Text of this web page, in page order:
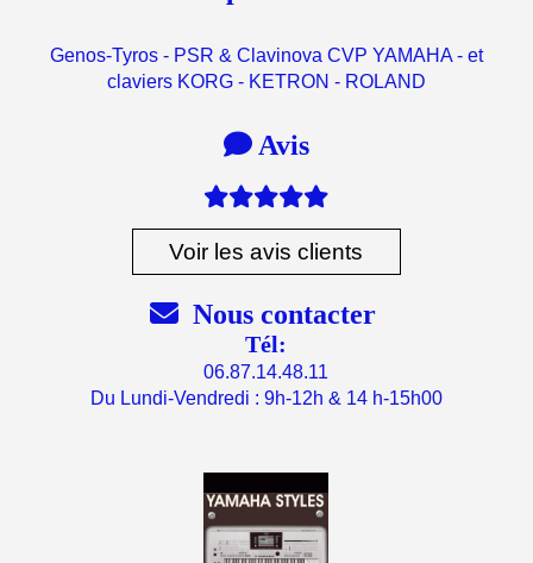
Genos-Tyros - PSR & Clavinova CVP YAMAHA - et
claviers KORG - KETRON - ROLAND
Avis

Voir les avis clients
Nous contacter
Tél:
06.87.14.48.11
Du Lundi-Vendredi : 9h-12h & 14 h-15h00